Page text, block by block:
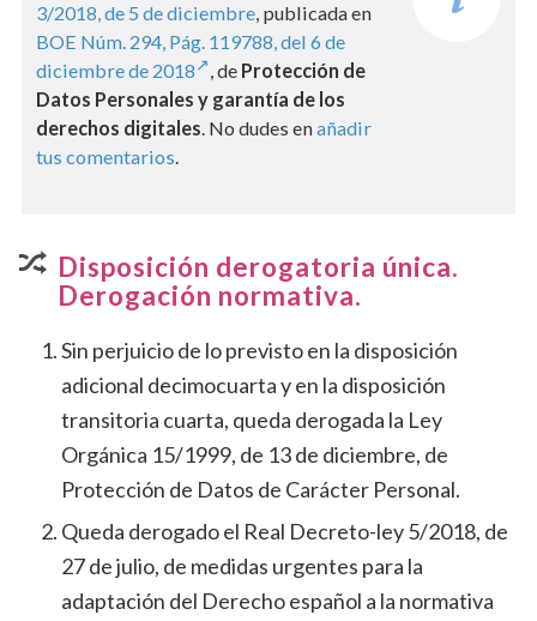
3/2018, de 5 de diciembre, publicada en
BOE Núm. 294, Pág. 119788, del 6 de
diciembre de 2018
, de Protección de
Datos Personales y garantía de los
derechos digitales. No dudes enañadir
tus comentarios.
Disposición derogatoria única.
Derogación normativa.
Sin perjuicio de lo previsto en la disposición
adicional decimocuarta y en la disposición
transitoria cuarta, queda derogada la Ley
Orgánica 15/1999, de 13 de diciembre, de
Protección de Datos de Carácter Personal.
Queda derogado el Real Decreto-ley 5/2018, de
27 de julio, de medidas urgentes para la
adaptación del Derecho español a la normativa